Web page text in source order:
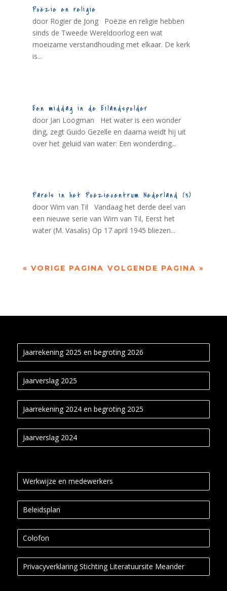
Poëzie en religie
door Rogier de Jong Poëzie en religie hebben
sinds de Tweede Wereldoorlog een wat
moeizame verstandhouding met elkaar. De kerk
is...
Een middag in de Eilandspolder
door Jan Loogman Het water is een wonder
ding, zegt Guido Gezelle en daarna weidt hij uit
over het geluid van water: Een wonderding...
Parels in het Poëziecentrum Nederland (3)
door Wim van Til Vandaag het derde deel van
een nieuwe serie van Wim van Til, Eerst het
water (M. Vasalis) Op 17 april 1945 bliezen...
« VORIGE PAGINA VOLGENDE PAGINA »
Jaarrekening 2025 en begroting 2026
Jaarverslag 2025
Jaarrekening 2024 en begroting 2025
Jaarverslag 2024
Werkwijze en medewerkers
Beleidsplan
Colofon
Privacyverklaring Stichting Literatuursite Meander